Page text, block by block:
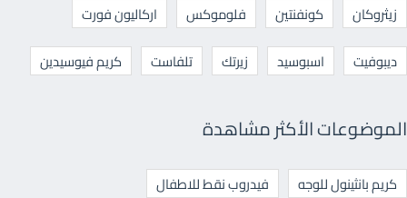
زيثروكان
كونفنتين فلوموكس
اركاليون فورت
ديبوفيت
اسبوسيد زيرتك تلفاست كريم فيوسيدين
الموضوعات الأكثر مشاهدة
كريم بانثينول للوجه فيدروب نقط للاطفال